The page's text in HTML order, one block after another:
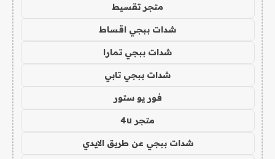
متجر تقسيط
شدات ببجي اقساط
شدات ببجي تمارا
شدات ببجي تابي
فور يو ستور
متجر 4u
شدات ببجي عن طريق الايدي